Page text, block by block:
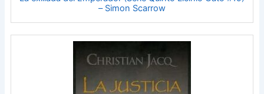
– Simon Scarrow